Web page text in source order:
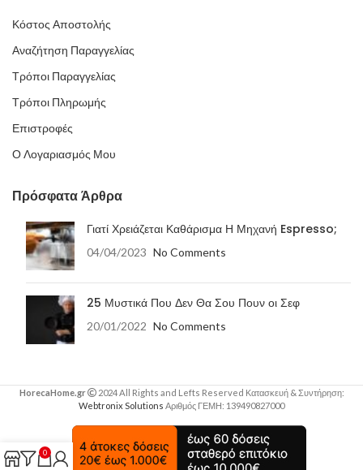
Κόστος Αποστολής
Αναζήτηση Παραγγελίας
Τρόποι Παραγγελίας
Τρόποι Πληρωμής
Επιστροφές
Ο Λογαριασμός Μου
Πρόσφατα Άρθρα
Γιατί Χρειάζεται Καθάρισμα Η Μηχανή Espresso;
04/04/2023 No Comments
25 Μυστικά Που Δεν Θα Σου Πουν οι Σεφ
20/01/2022 No Comments
HorecaHome.gr
2024 All Rights and Lefts Reserved Κατασκευή & Συντήρηση:
Webtronix Solutions Αριθμός ΓΕΜΗ: 139490827000
0